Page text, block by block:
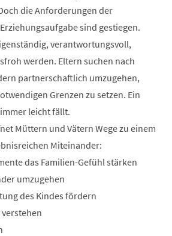
die Anforderungen der
sind gestiegen.
verantwortungsvoll,
werden. Eltern suchen nach
partnerschaftlich umzugehen,
Grenzen zu setzen. Ein
leicht fällt.
Müttern und Vätern Wege zu einem
Miteinander:
das Familien-Gefühl stärken
umzugehen
des Kindes fördern